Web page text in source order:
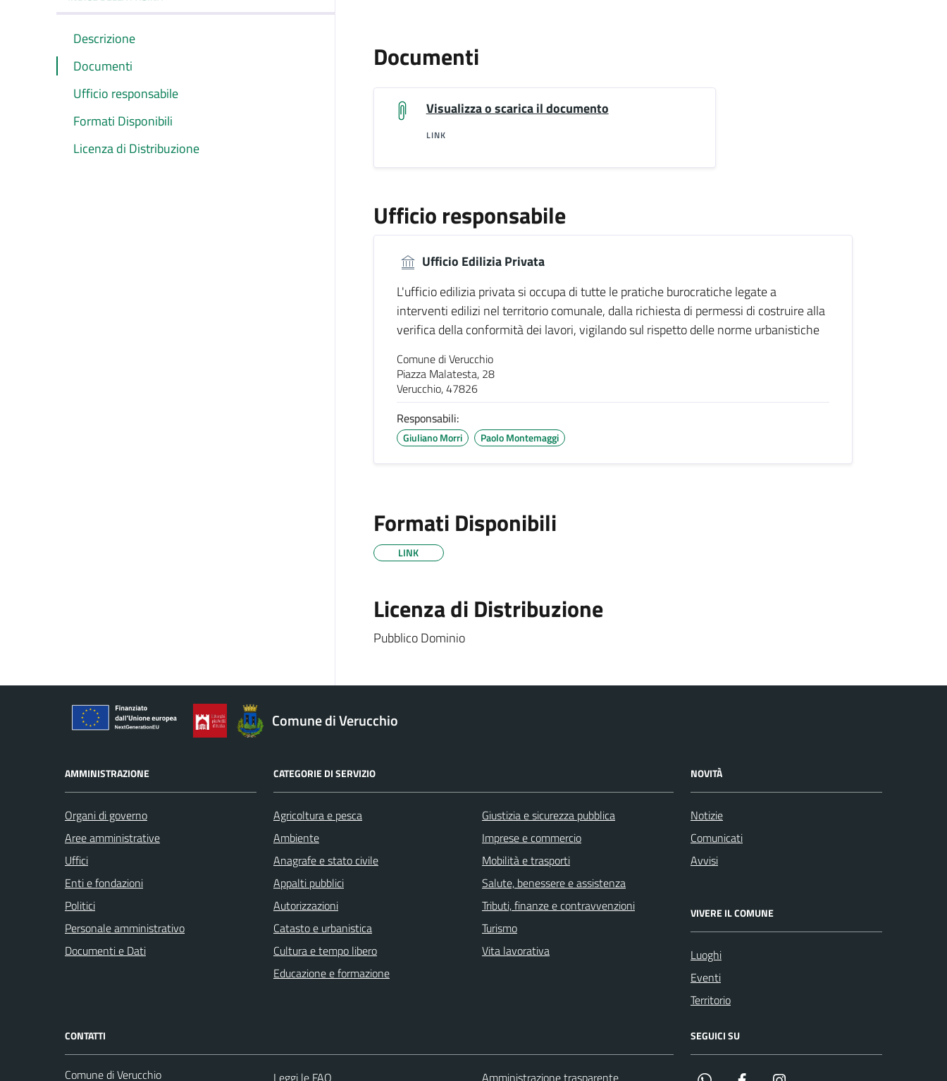
Descrizione
Documenti
Ufficio responsabile
Formati Disponibili
Licenza di Distribuzione
Documenti
Visualizza o scarica il documento
LINK
Ufficio responsabile
Ufficio Edilizia Privata
L'ufficio edilizia privata si occupa di tutte le pratiche burocratiche legate a
interventi edilizi nel territorio comunale, dalla richiesta di permessi di costruire alla
verifica della conformità dei lavori, vigilando sul rispetto delle norme urbanistiche
Comune di Verucchio
Piazza Malatesta, 28
Verucchio, 47826
Responsabili:
Giuliano Morri Paolo Montemaggi
Formati Disponibili
LINK
Licenza di Distribuzione
Pubblico Dominio
Comune di Verucchio
AMMINISTRAZIONE
Organi di governo
Aree amministrative
Uffici
Enti e fondazioni
Politici
Personale amministrativo
Documenti e Dati
CATEGORIE DI SERVIZIO
Agricoltura e pesca
Ambiente
Anagrafe e stato civile
Appalti pubblici
Autorizzazioni
Catasto e urbanistica
Cultura e tempo libero
Educazione e formazione
Giustizia e sicurezza pubblica
Imprese e commercio
Mobilità e trasporti
Salute, benessere e assistenza
Tributi, finanze e contravvenzioni
Turismo
Vita lavorativa
NOVITÀ
Notizie
Comunicati
Avvisi
VIVERE IL COMUNE
Luoghi
Eventi
Territorio
CONTATTI
Comune di Verucchio
SEGUICI SU